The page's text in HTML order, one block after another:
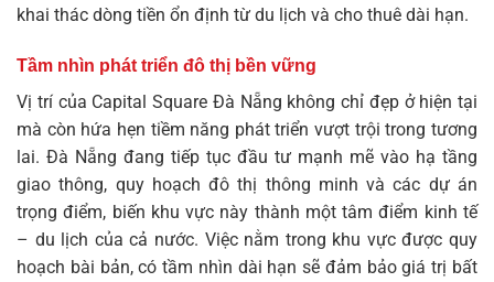
khai thác dòng tiền ổn định từ du lịch và cho thuê dài hạn.
Tầm nhìn phát triển đô thị bền vững
Vị trí của Capital Square Đà Nẵng không chỉ đẹp ở hiện tại
mà còn hứa hẹn tiềm năng phát triển vượt trội trong tương
lai. Đà Nẵng đang tiếp tục đầu tư mạnh mẽ vào hạ tầng
giao thông, quy hoạch đô thị thông minh và các dự án
trọng điểm, biến khu vực này thành một tâm điểm kinh tế
– du lịch của cả nước. Việc nằm trong khu vực được quy
hoạch bài bản, có tầm nhìn dài hạn sẽ đảm bảo giá trị bất